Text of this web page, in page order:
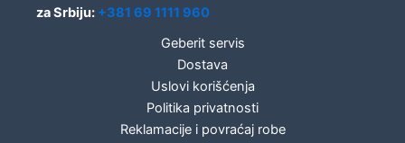
za Srbiju: +381 69 1111 960
Geberit servis
Dostava
Uslovi korišćenja
Politika privatnosti
Reklamacije i povraćaj robe